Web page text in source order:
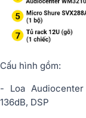
Cấu hình gồm:
- Loa
136dB, DSP